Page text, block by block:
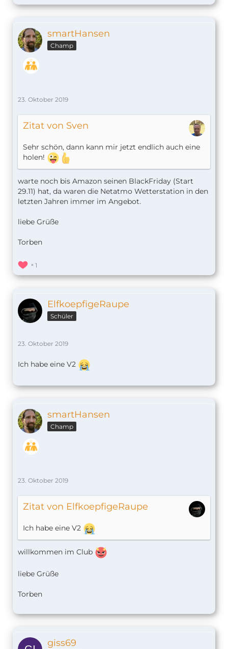
smartHansen
Champ
23. Oktober 2019
Zitat von Sven
Sehr schön, dann kann mir jetzt endlich auch eine
holen!
warte noch bis Amazon seinen BlackFriday (Start
29.11) hat, da waren die Netatmo Wetterstation in den
letzten Jahren immer im Angebot.
liebe Grüße
Torben
1
ElfkoepfigeRaupe
Schüler
23. Oktober 2019
Ich habe eine V2
smartHansen
Champ
23. Oktober 2019
Zitat von ElfkoepfigeRaupe
Ich habe eine V2
willkommen im Club
liebe Grüße
Torben
giss69